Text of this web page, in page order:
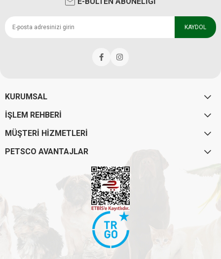
KAYDOL
KURUMSAL
İŞLEM REHBERİ
MÜŞTERİ HİZMETLERİ
PETSCO AVANTAJLAR